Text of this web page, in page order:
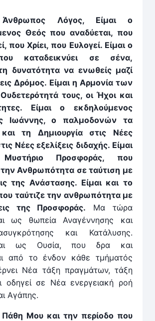
Λόγος, Είμαι ο
Θεός που αναδύεται, που
που Χρίει, που Ευλογεί. Είμαι ο
καταδεικνύει σε σένα,
δυνατότητα να ενωθείς μαζί
Δρόμος. Είμαι η Αρμονία των
τους, οι Ήχοι και
Είμαι ο εκδηλούμενος
Ιωάννης, ο παλμοδονών τα
τη Δημιουργία στις Νέες
Νέες εξελίξεις διδαχής. Είμαι
Προσφοράς, που
την Ανθρωπότητα σε ταύτιση με
της Ανάστασης. Είμαι και το
ταύτιζε την ανθρωπότητα με
της Προσφοράς. Μα τώρα
ως θωπεία Αναγέννησης και
και Κατάλυσης.
ως Ουσία, που δρα και
από το ένδον κάθε τμήματός
Νέα τάξη πραγμάτων, τάξη
οδηγεί σε Νέα ενεργειακή ροή
Αγάπης.
Μου και την περίοδο που